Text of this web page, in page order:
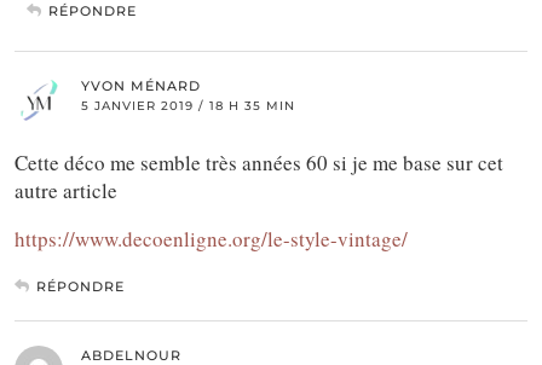
RÉPONDRE
YVON MÉNARD
5 JANVIER 2019 / 18 H 35 MIN
Cette déco me semble très années 60 si je me base sur cet
autre article
https://www.decoenligne.org/le-style-vintage/
RÉPONDRE
ABDELNOUR